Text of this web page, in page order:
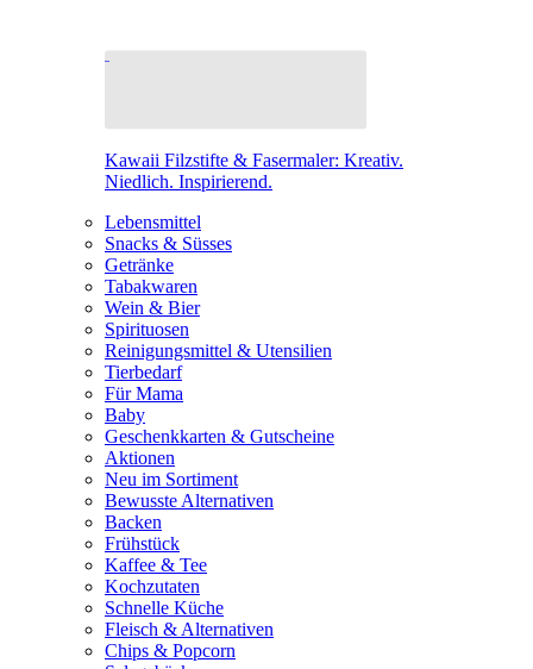
Kawaii Filzstifte & Fasermaler: Kreativ.
Niedlich. Inspirierend.
Lebensmittel
Snacks & Süsses
Getränke
Tabakwaren
Wein & Bier
Spirituosen
Reinigungsmittel & Utensilien
Tierbedarf
Für Mama
Baby
Geschenkkarten & Gutscheine
Aktionen
Neu im Sortiment
Bewusste Alternativen
Backen
Frühstück
Kaffee & Tee
Kochzutaten
Schnelle Küche
Fleisch & Alternativen
Chips & Popcorn